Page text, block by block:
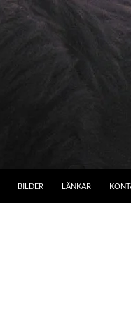
BILDER LÄNKAR